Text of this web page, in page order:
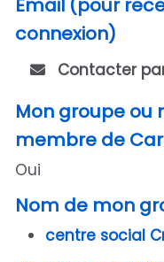
connexion)
Contacter
Mon groupe
membre de
Oui
Nom de mon
centre social